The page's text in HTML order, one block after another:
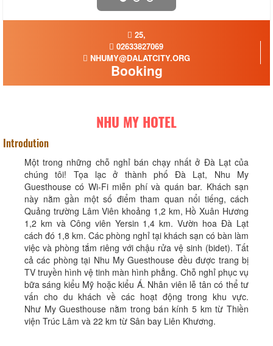
25,
02633827069
NHUMY@DALATCITY.ORG
Booking
NHU MY HOTEL
Introdution
Một trong những chỗ nghỉ bán chạy nhất ở Đà Lạt của
chúng tôi! Tọa lạc ở thành phố Đà Lạt, Nhu My
Guesthouse có Wi-Fi miễn phí và quán bar. Khách sạn
này nằm gần một số điểm tham quan nổi tiếng, cách
Quảng trường Lâm Viên khoảng 1,2 km, Hồ Xuân Hương
1,2 km và Công viên Yersin 1,4 km. Vườn hoa Đà Lạt
cách đó 1,8 km. Các phòng nghỉ tại khách sạn có bàn làm
việc và phòng tắm riêng với chậu rửa vệ sinh (bidet). Tất
cả các phòng tại Nhu My Guesthouse đều được trang bị
TV truyền hình vệ tinh màn hình phẳng. Chỗ nghỉ phục vụ
bữa sáng kiểu Mỹ hoặc kiểu Á. Nhân viên lễ tân có thể tư
vấn cho du khách về các hoạt động trong khu vực.
Như My Guesthouse nằm trong bán kính 5 km từ Thiền
viện Trúc Lâm và 22 km từ Sân bay Liên Khương.